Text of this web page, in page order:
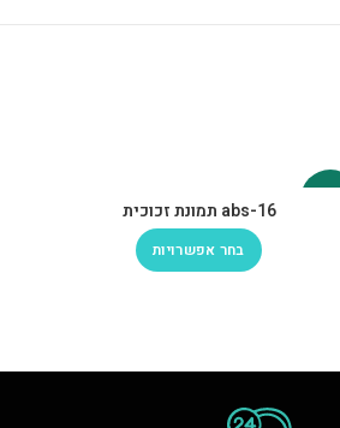
abs-16 תמונת זכוכית
בחר אפשרויות